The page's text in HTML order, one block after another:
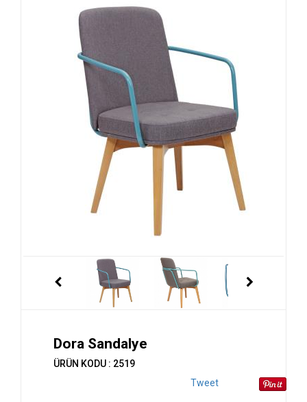
Dora Sandalye
ÜRÜN KODU : 2519
Tweet